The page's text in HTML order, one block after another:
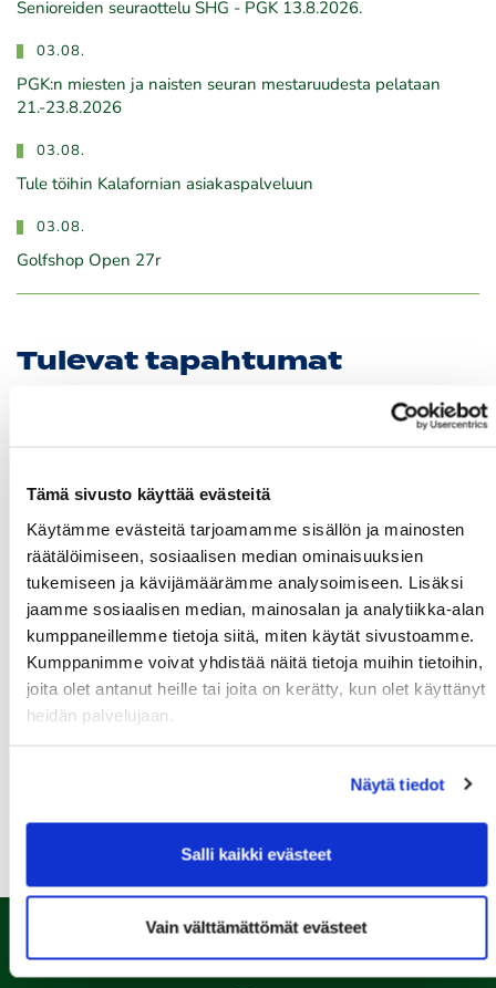
Tämä sivusto käyttää evästeitä
Käytämme evästeitä tarjoamamme sisällön ja mainosten
räätälöimiseen, sosiaalisen median ominaisuuksien
tukemiseen ja kävijämäärämme analysoimiseen. Lisäksi
jaamme sosiaalisen median, mainosalan ja analytiikka-alan
kumppaneillemme tietoja siitä, miten käytät sivustoamme.
Kumppanimme voivat yhdistää näitä tietoja muihin tietoihin,
joita olet antanut heille tai joita on kerätty, kun olet käyttänyt
heidän palvelujaan.
Näytä tiedot
Salli kaikki evästeet
Vain välttämättömät evästeet
​​​​​​​Senioreiden seuraottelu SHG - PGK 13.8.2026.
03.08.
PGK:n miesten ja naisten seuran mestaruudesta pelataan
21.-23.8.2026
03.08.
Tule töihin Kalafornian asiakaspalveluun
03.08.
Golfshop Open 27r
Tulevat tapahtumat
10.08.
Pariskuntagolf 5/7
11.08.
Senioritiistai 12
12.08.
Green Card kurssi Ke 12.8. klo 16:30-20:30
13.08.